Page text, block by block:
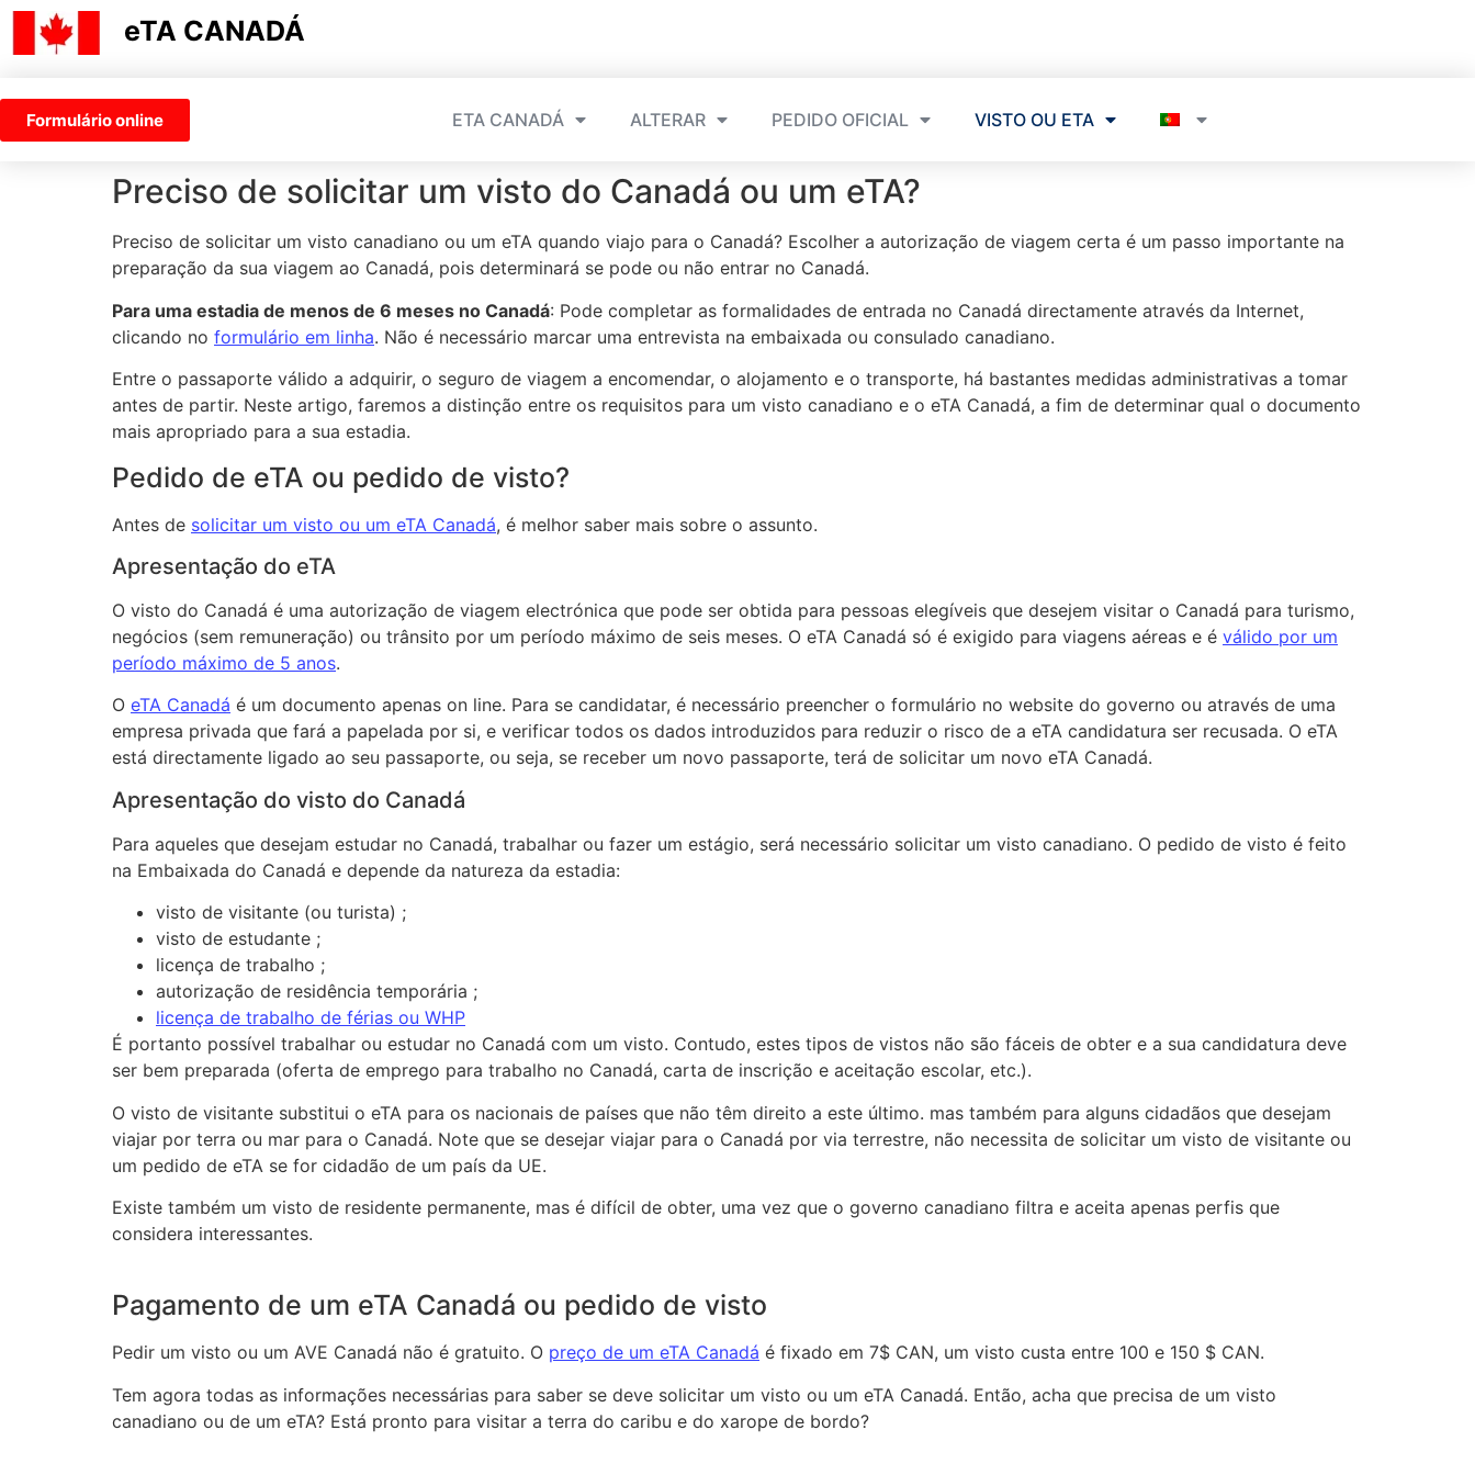
eTA CANADÁ
Formulário online ETA CANADÁ ALTERAR PEDIDO OFICIAL VISTO OU ETA
Preciso de solicitar um visto do Canadá ou um eTA?
Preciso de solicitar um visto canadiano ou um eTA quando viajo para o Canadá? Escolher a autorização de viagem certa é um passo importante na
preparação da sua viagem ao Canadá, pois determinará se pode ou não entrar no Canadá.
Para uma estadia de menos de 6 meses no Canadá: Pode completar as formalidades de entrada no Canadá directamente através da Internet,
clicando no formulário em linha. Não é necessário marcar uma entrevista na embaixada ou consulado canadiano.
Entre o passaporte válido a adquirir, o seguro de viagem a encomendar, o alojamento e o transporte, há bastantes medidas administrativas a tomar
antes de partir. Neste artigo, faremos a distinção entre os requisitos para um visto canadiano e o eTA Canadá, a fim de determinar qual o documento
mais apropriado para a sua estadia.
Pedido de eTA ou pedido de visto?
Antes de solicitar um visto ou um eTA Canadá, é melhor saber mais sobre o assunto.
Apresentação do eTA
O visto do Canadá é uma autorização de viagem electrónica que pode ser obtida para pessoas elegíveis que desejem visitar o Canadá para turismo,
negócios (sem remuneração) ou trânsito por um período máximo de seis meses. O eTA Canadá só é exigido para viagens aéreas e é válido por um
período máximo de 5 anos.
O eTA Canadá é um documento apenas on line. Para se candidatar, é necessário preencher o formulário no website do governo ou através de uma
empresa privada que fará a papelada por si, e verificar todos os dados introduzidos para reduzir o risco de a eTA candidatura ser recusada. O eTA
está directamente ligado ao seu passaporte, ou seja, se receber um novo passaporte, terá de solicitar um novo eTA Canadá.
Apresentação do visto do Canadá
Para aqueles que desejam estudar no Canadá, trabalhar ou fazer um estágio, será necessário solicitar um visto canadiano. O pedido de visto é feito
na Embaixada do Canadá e depende da natureza da estadia:
visto de visitante (ou turista) ;
visto de estudante ;
licença de trabalho ;
autorização de residência temporária ;
licença de trabalho de férias ou WHP
É portanto possível trabalhar ou estudar no Canadá com um visto. Contudo, estes tipos de vistos não são fáceis de obter e a sua candidatura deve
ser bem preparada (oferta de emprego para trabalho no Canadá, carta de inscrição e aceitação escolar, etc.).
O visto de visitante substitui o eTA para os nacionais de países que não têm direito a este último. mas também para alguns cidadãos que desejam
viajar por terra ou mar para o Canadá. Note que se desejar viajar para o Canadá por via terrestre, não necessita de solicitar um visto de visitante ou
um pedido de eTA se for cidadão de um país da UE.
Existe também um visto de residente permanente, mas é difícil de obter, uma vez que o governo canadiano filtra e aceita apenas perfis que
considera interessantes.
Pagamento de um eTA Canadá ou pedido de visto
Pedir um visto ou um AVE Canadá não é gratuito. O preço de um eTA Canadá é fixado em 7$ CAN, um visto custa entre 100 e 150 $ CAN.
Tem agora todas as informações necessárias para saber se deve solicitar um visto ou um eTA Canadá. Então, acha que precisa de um visto
canadiano ou de um eTA? Está pronto para visitar a terra do caribu e do xarope de bordo?